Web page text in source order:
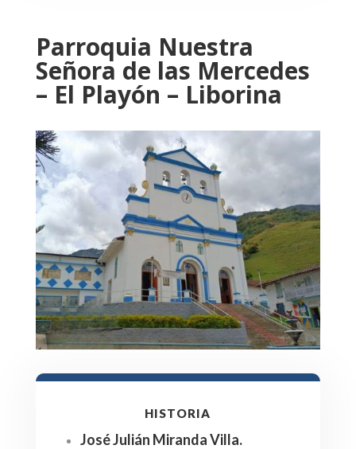
Parroquia Nuestra
Señora de las Mercedes
– El Playón – Liborina
HISTORIA
José Julián Miranda Villa.